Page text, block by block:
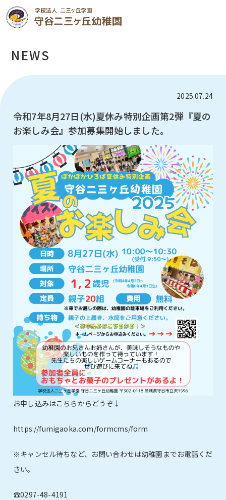
NEWS
2025.07.24
令和7年8月27日(水)夏休み特別企画第2弾『夏の
お楽しみ会』参加募集開始しました。
お申し込みはこちらからどうぞ↓
https://fumigaoka.com/formcms/form
※キャンセル待ちなど、お問い合わせは幼稚園までお電話くだ
さい。
☎︎0297-48-4191